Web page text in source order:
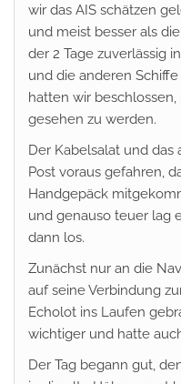
wir das AIS schätzen
und meist besser als
der 2 Tage zuverlässig
und die anderen
hatten wir
gesehen zu werden.
Der Kabelsalat und
Post voraus gefahren,
Handgepäck
und genauso teuer lag
dann los.
Zunächst nur an die
auf seine Verbindung
Echolot ins Laufen
wichtiger und hatte
Der Tag begann gut,